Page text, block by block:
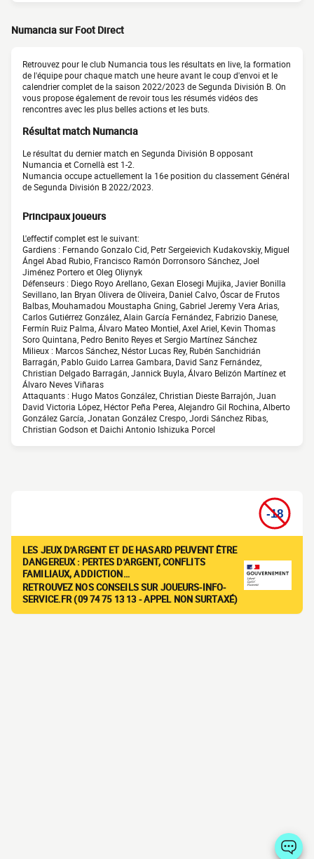
Numancia sur Foot Direct
Retrouvez pour le club Numancia tous les résultats en live, la formation
de l'équipe pour chaque match une heure avant le coup d'envoi et le
calendrier complet de la saison 2022/2023 de Segunda División B. On
vous propose également de revoir tous les résumés vidéos des
rencontres avec les plus belles actions et les buts.
Résultat match Numancia
Le résultat du dernier match en Segunda División B opposant
Numancia et Cornellà est 1-2.
Numancia occupe actuellement la 16e position du classement Général
de Segunda División B 2022/2023.
Principaux joueurs
L'effectif complet est le suivant:
Gardiens : Fernando Gonzalo Cid, Petr Sergeievich Kudakovskiy, Miguel
Ángel Abad Rubio, Francisco Ramón Dorronsoro Sánchez, Joel
Jiménez Portero et Oleg Oliynyk
Défenseurs : Diego Royo Arellano, Gexan Elosegi Mujika, Javier Bonilla
Sevillano, Ian Bryan Olivera de Oliveira, Daniel Calvo, Óscar de Frutos
Balbas, Mouhamadou Moustapha Gning, Gabriel Jeremy Vera Arias,
Carlos Gutiérrez González, Alain García Fernández, Fabrizio Danese,
Fermín Ruiz Palma, Álvaro Mateo Montiel, Axel Ariel, Kevin Thomas
Soro Quintana, Pedro Benito Reyes et Sergio Martínez Sánchez
Milieux : Marcos Sánchez, Néstor Lucas Rey, Rubén Sanchidrián
Barragán, Pablo Guido Larrea Gambara, David Sanz Fernández,
Christian Delgado Barragán, Jannick Buyla, Álvaro Belizón Martínez et
Álvaro Neves Viñaras
Attaquants : Hugo Matos González, Christian Dieste Barrajón, Juan
David Victoria López, Héctor Peña Perea, Alejandro Gil Rochina, Alberto
González García, Jonatan González Crespo, Jordi Sánchez Ribas,
Christian Godson et Daichi Antonio Ishizuka Porcel
LES JEUX D'ARGENT ET DE HASARD PEUVENT ÊTRE
DANGEREUX : PERTES D'ARGENT, CONFLITS
FAMILIAUX, ADDICTION…
RETROUVEZ NOS CONSEILS SUR JOUEURS-INFO-
SERVICE.FR (09 74 75 13 13 - APPEL NON SURTAXÉ)